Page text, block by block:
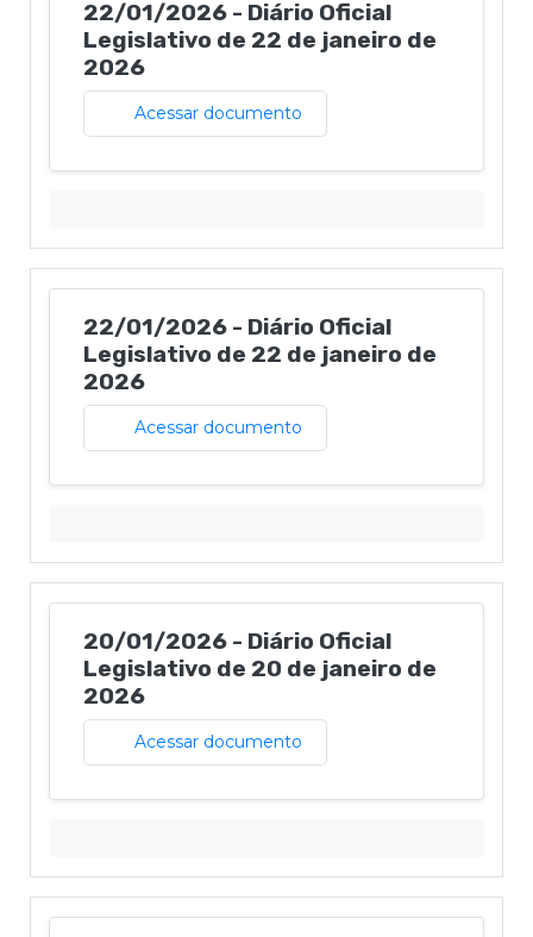
22/01/2026 - Diário Oficial
Legislativo de 22 de janeiro de
2026
Acessar documento
22/01/2026 - Diário Oficial
Legislativo de 22 de janeiro de
2026
Acessar documento
20/01/2026 - Diário Oficial
Legislativo de 20 de janeiro de
2026
Acessar documento